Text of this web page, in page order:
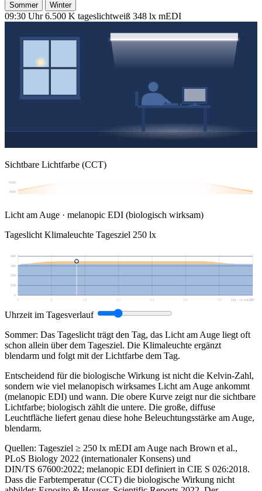
Sommer Winter
09:30 Uhr 6.500 K tageslichtweiß 348 lx mEDI
Sichtbare Lichtfarbe (CCT)
6500
3000
Licht am Auge · melanopic EDI (biologisch wirksam)
Tageslicht Klimaleuchte Tagesziel 250 lx
0
100
200
300
400
6 12 14 16 20
Uhr · lx mEDI
Uhrzeit im Tagesverlauf
Sommer: Das Tageslicht trägt den Tag, das Licht am Auge liegt oft
schon allein über dem Tagesziel. Die Klimaleuchte ergänzt
blendarm und folgt mit der Lichtfarbe dem Tag.
Entscheidend für die biologische Wirkung ist nicht die Kelvin-Zahl,
sondern wie viel melanopisch wirksames Licht am Auge ankommt
(melanopic EDI) und wann. Die obere Kurve zeigt nur die sichtbare
Lichtfarbe; biologisch zählt die untere. Die große, diffuse
Leuchtfläche liefert genau diese hohe Beleuchtungsstärke am Auge,
blendarm.
Quellen: Tagesziel ≥ 250 lx mEDI am Auge nach Brown et al.,
PLoS Biology 2022 (internationaler Konsens) und
DIN/TS 67600:2022; melanopic EDI definiert in CIE S 026:2018.
Dass die Farbtemperatur (CCT) die biologische Wirkung nicht